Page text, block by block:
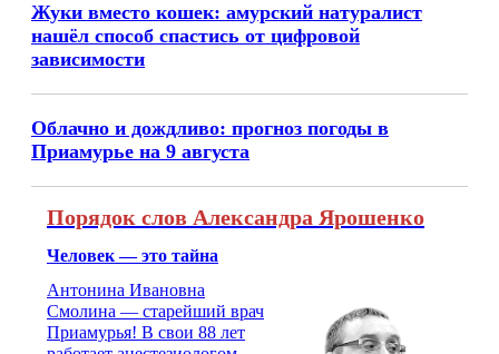
Жуки вместо кошек: амурский натуралист
нашёл способ спастись от цифровой
зависимости
Облачно и дождливо: прогноз погоды в
Приамурье на 9 августа
Порядок слов Александра Ярошенко
Человек — это тайна
Антонина Ивановна
Смолина — старейший врач
Приамурья! В свои 88 лет